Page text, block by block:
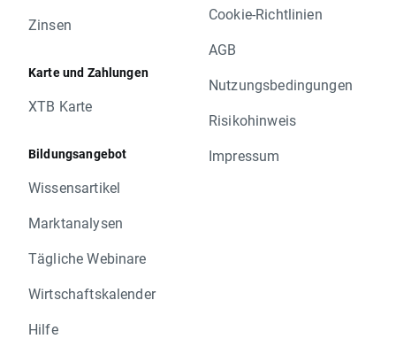
Zinsen
Karte und Zahlungen
XTB Karte
Bildungsangebot
Wissensartikel
Marktanalysen
Tägliche Webinare
Wirtschaftskalender
Hilfe
Cookie-Richtlinien
AGB
Nutzungsbedingungen
Risikohinweis
Impressum